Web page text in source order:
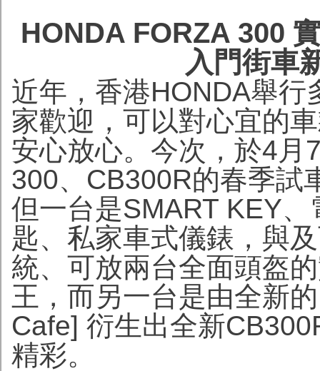
HONDA FORZA 300
入門街車
近年，香港HONDA舉
家歡迎，可以對心宜的
安心放心。今次，於4月
300、CB300R的春季試
但一台是SMART KEY
匙、私家車式儀錶，與
統、可放兩台全面頭盔
王，而另一台是由全新
Cafe] 衍生出全新
精彩。